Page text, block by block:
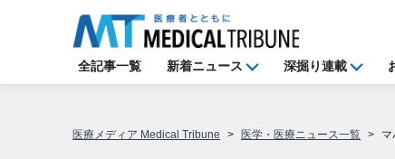
全記事一覧 新着ニュース 深掘り連載
医療メディア Medical Tribune 医学・医療ニュース一覧